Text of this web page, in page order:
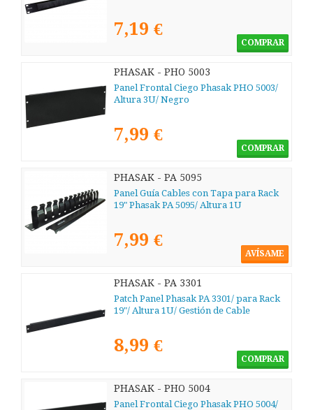
7,19 €
COMPRAR
PHASAK - PHO 5003
Panel Frontal Ciego Phasak PHO 5003/
Altura 3U/ Negro
7,99 €
COMPRAR
PHASAK - PA 5095
Panel Guía Cables con Tapa para Rack
19" Phasak PA 5095/ Altura 1U
7,99 €
AVÍSAME
PHASAK - PA 3301
Patch Panel Phasak PA 3301/ para Rack
19"/ Altura 1U/ Gestión de Cable
8,99 €
COMPRAR
PHASAK - PHO 5004
Panel Frontal Ciego Phasak PHO 5004/